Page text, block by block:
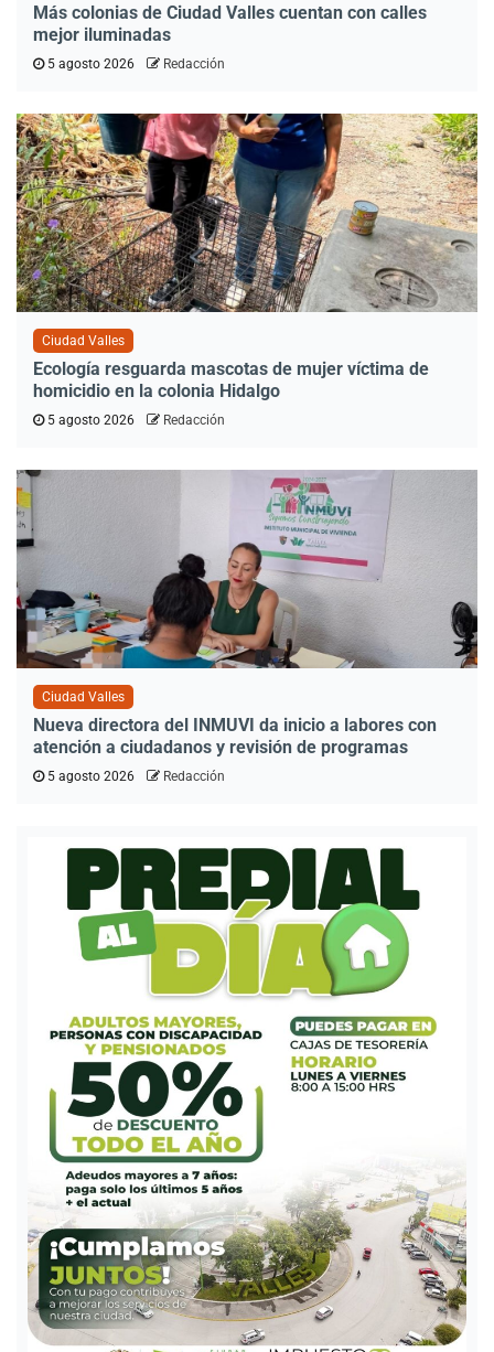
Más colonias de Ciudad Valles cuentan con calles
mejor iluminadas
5 agosto 2026 Redacción
Ciudad Valles
Ecología resguarda mascotas de mujer víctima de
homicidio en la colonia Hidalgo
5 agosto 2026 Redacción
Ciudad Valles
Nueva directora del INMUVI da inicio a labores con
atención a ciudadanos y revisión de programas
5 agosto 2026 Redacción